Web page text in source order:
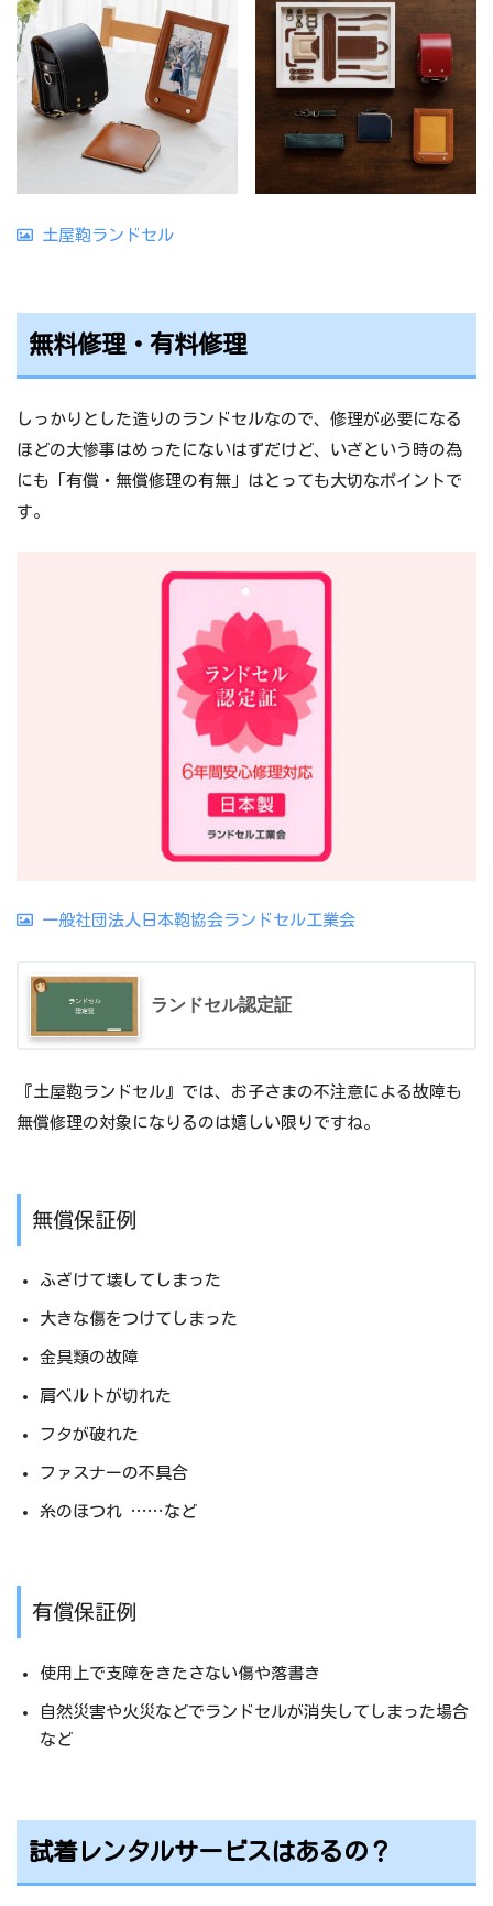
土屋鞄ランドセル
無料修理・有料修理
しっかりとした造りのランドセルなので、修理が必要になる
ほどの大惨事はめったにないはずだけど、いざという時の為
にも「有償・無償修理の有無」はとっても大切なポイントで
す。
一般社団法人日本鞄協会ランドセル工業会
ランドセル認定証
『土屋鞄ランドセル』では、お子さまの不注意による故障も
無償修理の対象になりるのは嬉しい限りですね。
無償保証例
ふざけて壊してしまった
大きな傷をつけてしまった
金具類の故障
肩ベルトが切れた
フタが破れた
ファスナーの不具合
糸のほつれ ……など
有償保証例
使用上で支障をきたさない傷や落書き
自然災害や火災などでランドセルが消失してしまった場合
など
試着レンタルサービスはあるの？